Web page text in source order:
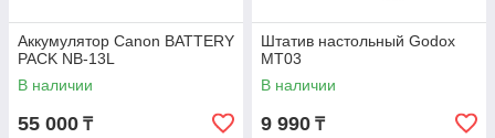
Аккумулятор Canon BATTERY
PACK NB-13L
В наличии
55 000 ₸
Штатив настольный Godox
MT03
В наличии
9 990 ₸